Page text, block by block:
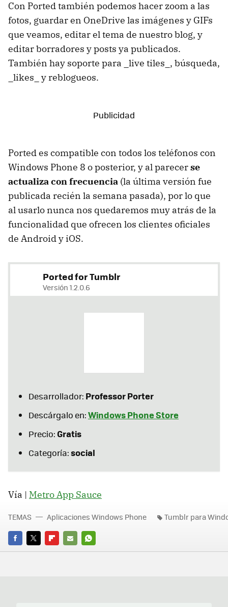
Con Ported también podemos hacer zoom a las
fotos, guardar en OneDrive las imágenes y GIFs
que veamos, editar el tema de nuestro blog, y
editar borradores y posts ya publicados.
También hay soporte para _live tiles_, búsqueda,
_likes_ y reblogueos.
Ported es compatible con todos los teléfonos con
Windows Phone 8 o posterior, y al parecerse
actualiza con frecuencia (la última versión fue
publicada recién la semana pasada), por lo que
al usarlo nunca nos quedaremos muy atrás de la
funcionalidad que ofrecen los clientes oficiales
de Android y iOS.
Ported for Tumblr
Versión 1.2.0.6
Desarrollador: Professor Porter
Descárgalo en:Windows Phone Store
Precio:Gratis
Categoría:social
Vía | Metro App Sauce
FACEBOOK
TWITTERFLIPBOARD
E-
WHATSAPP
TEMAS Aplicaciones Windows Phone Tumblr para